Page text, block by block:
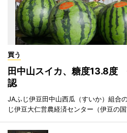
買う
田中山スイカ、糖度13.8度
認
JAふじ伊豆田中山西瓜（すいか）組合
じ伊豆大仁営農経済センター（伊豆の